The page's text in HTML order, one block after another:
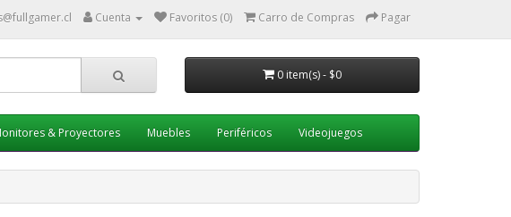
Cuenta Favoritos (0) Carro de Compras Pagar
0 item(s) - $0
& Proyectores Muebles Periféricos Videojuegos